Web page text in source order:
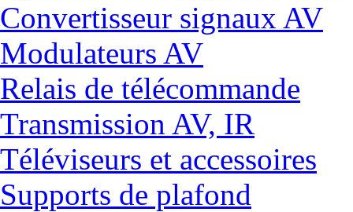
Convertisseur signaux AV
Modulateurs AV
Relais de télécommande
Transmission AV, IR
Téléviseurs et accessoires
Supports de plafond